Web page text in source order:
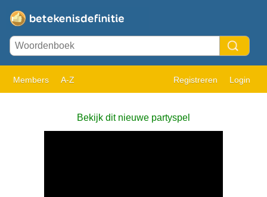
Members A-Z Registreren Login
Bekijk dit nieuwe partyspel